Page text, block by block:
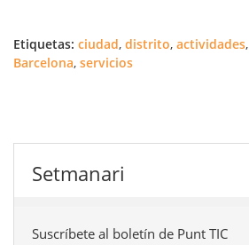
Etiquetas: ciudad, distrito, actividades,
Barcelona, servicios
Setmanari
Suscríbete al boletín de Punt TIC